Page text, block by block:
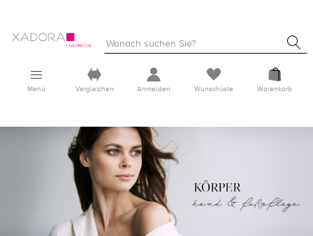
Menü Vergleichen Anmelden Wunschliste Warenkorb